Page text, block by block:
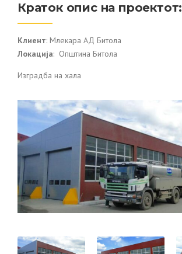
Краток опис на проектот:
Клиент: Млекара АД Битола
Локација: Општина Битола
Изградба на хала